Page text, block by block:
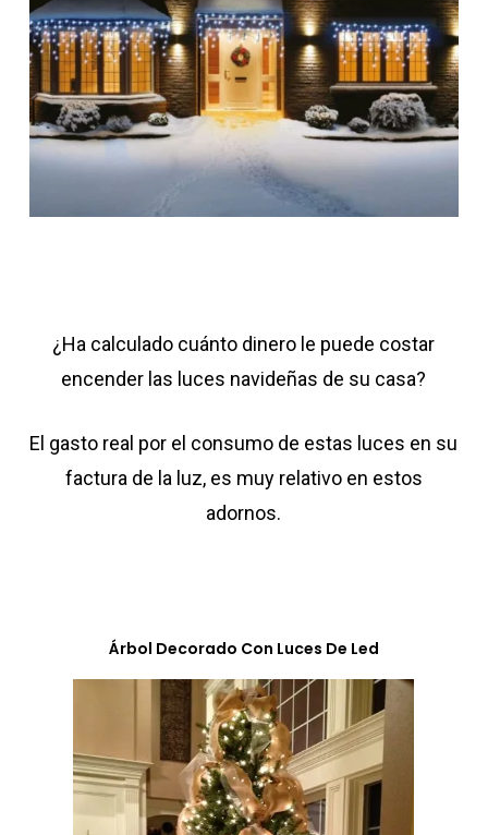
¿Ha calculado cuánto dinero le puede costar
encender las luces navideñas de su casa?
El gasto real por el consumo de estas luces en su
factura de la luz, es muy relativo en estos
adornos.
Árbol Decorado Con Luces De Led